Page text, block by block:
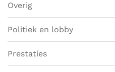
Overig
Politiek en lobby
Prestaties